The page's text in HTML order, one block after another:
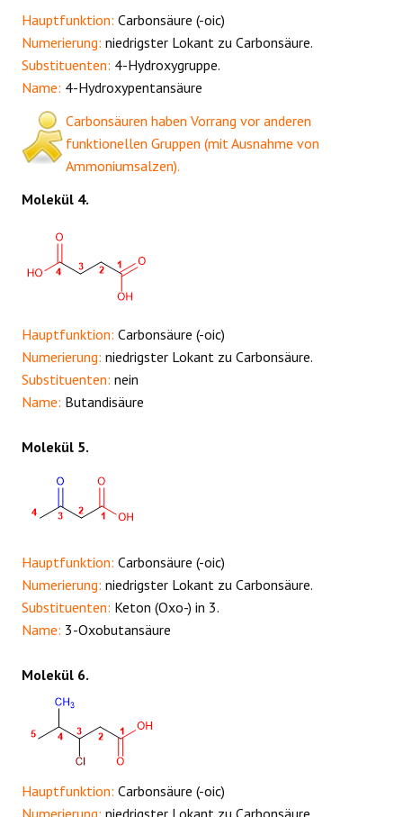
Hauptfunktion: Carbonsäure (-oic)
Numerierung: niedrigster Lokant zu Carbonsäure.
Substituenten: 4-Hydroxygruppe.
Name: 4-Hydroxypentansäure
Carbonsäuren haben Vorrang vor anderen
funktionellen Gruppen (mit Ausnahme von
Ammoniumsalzen).
Molekül 4.
Hauptfunktion: Carbonsäure (-oic)
Numerierung: niedrigster Lokant zu Carbonsäure.
Substituenten: nein
Name: Butandisäure
Molekül 5.
Hauptfunktion: Carbonsäure (-oic)
Numerierung: niedrigster Lokant zu Carbonsäure.
Substituenten: Keton (Oxo-) in 3.
Name: 3-Oxobutansäure
Molekül 6.
Hauptfunktion: Carbonsäure (-oic)
Numerierung: niedrigster Lokant zu Carbonsäure.